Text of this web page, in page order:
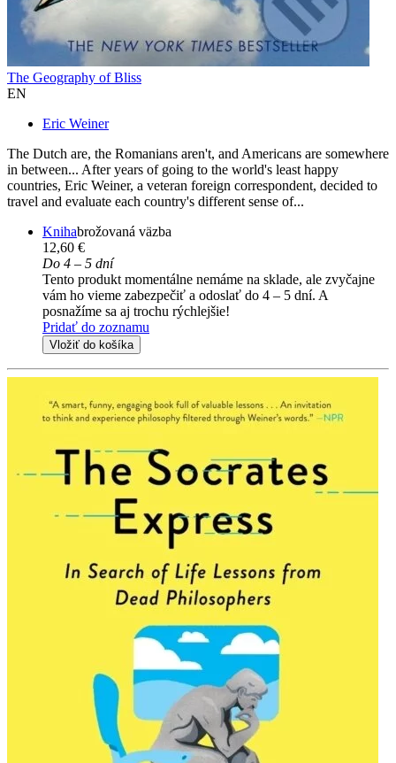
The Geography of Bliss
EN
Eric Weiner
The Dutch are, the Romanians aren't, and Americans are somewhere
in between... After years of going to the world's least happy
countries, Eric Weiner, a veteran foreign correspondent, decided to
travel and evaluate each country's different sense of...
Knihabrožovaná väzba
12,60 €
Do 4 – 5 dní
Tento produkt momentálne nemáme na sklade, ale zvyčajne
vám ho vieme zabezpečiť a odoslať do 4 – 5 dní. A
posnažíme sa aj trochu rýchlejšie!
Pridať do zoznamu
Vložiť do košíka